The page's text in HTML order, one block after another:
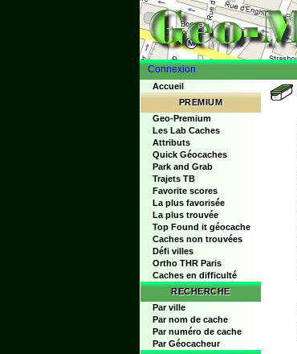
Connexion
Accueil
PREMIUM
Geo-Premium
Les Lab Caches
Attributs
Quick Géocaches
Park and Grab
Trajets TB
Favorite scores
La plus favorisée
La plus trouvée
Top Found it géocache
Caches non trouvées
Défi villes
Ortho THR Paris
Caches en difficulté
RECHERCHE
Par ville
Par nom de cache
Par numéro de cache
Par Géocacheur